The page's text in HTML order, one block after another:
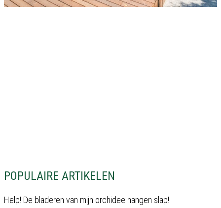
POPULAIRE ARTIKELEN
Help! De bladeren van mijn orchidee hangen slap!